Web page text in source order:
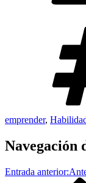
emprender,
Navegación
Entrada anterior: